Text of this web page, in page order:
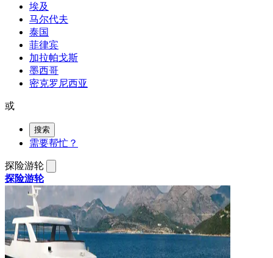
埃及
马尔代夫
泰国
菲律宾
加拉帕戈斯
墨西哥
密克罗尼西亚
或
搜索
需要帮忙？
探险游轮
探险游轮